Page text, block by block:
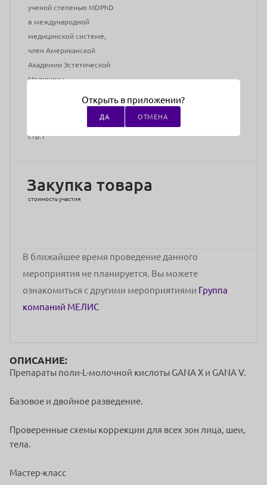
ученой степенью MDPhD
в международной
медицинской системе,
член Американской
Академии Эстетической
Медицины,
Москва, УЦ «МЕЛИС», Ул. 1812 года. д.8,
стр.1
Закупка товара
стоимость участия
В ближайшее время проведение данного
мероприятия не планируется. Вы можете
ознакомиться с другими мероприятиями Группа
компаний МЕЛИС
ОПИСАНИЕ:
Препараты поли-L-молочной кислоты GANA X и GANA V.
Базовое и двойное разведение.
Проверенные схемы коррекции для всех зон лица, шеи,
тела.
Мастер-класс
Открыть в приложении?
ДА ОТМЕНА